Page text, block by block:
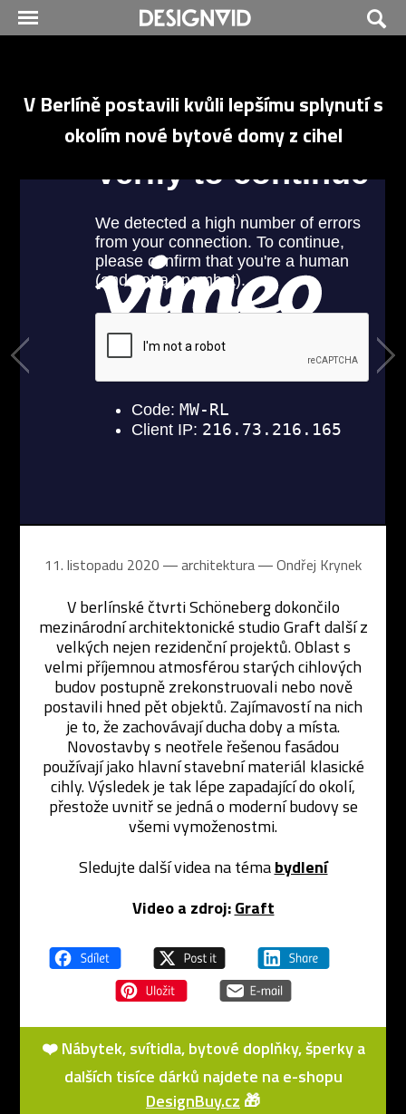
V Berlíně postavili kvůli lepšímu splynutí s
okolím nové bytové domy z cihel
11. listopadu 2020 ― architektura ―Ondřej Krynek
V berlínské čtvrti Schöneberg dokončilo
mezinárodní architektonické studio Graft další z
velkých nejen rezidenční projektů. Oblast s
velmi příjemnou atmosférou starých cihlových
budov postupně zrekonstruovali nebo nově
postavili hned pět objektů. Zajímavostí na nich
je to, že zachovávají ducha doby a místa.
Novostavby s neotřele řešenou fasádou
používají jako hlavní stavební materiál klasické
cihly. Výsledek je tak lépe zapadající do okolí,
přestože uvnitř se jedná o moderní budovy se
všemi vymoženostmi.
Sledujte další videa na témabydlení
Video a zdroj: Graft
❤️ Nábytek, svítidla, bytové doplňky, šperky a
dalších tisíce dárků najdete na e-shopu
DesignBuy.cz 🎁